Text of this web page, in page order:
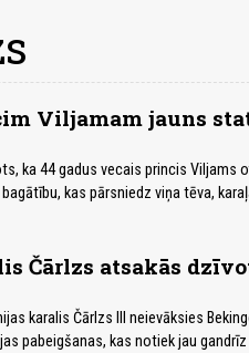
Viljamam jauns
ka 44 gadus vecais princis Viljams
kas pārsniedz viņa tēva,
Čārlzs atsakās
karalis Čārlzs III neievāksies
pabeigšanas, kas notiek jau